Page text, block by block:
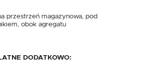
przestrzeń magazynowa, pod
obok agregatu
DODATKOWO: